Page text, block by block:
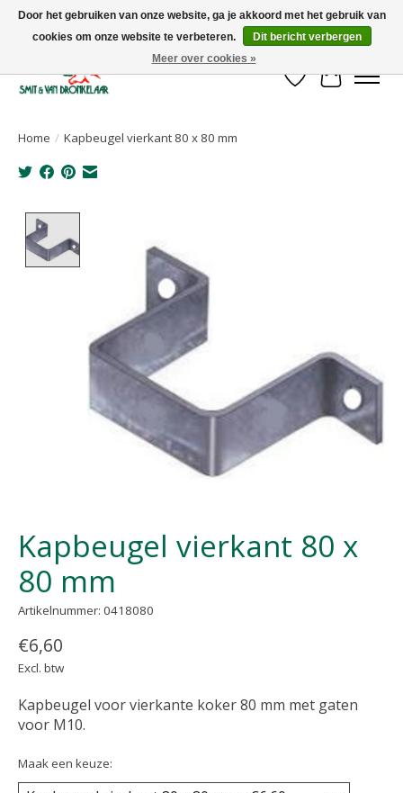
Uw leverancier voor stalinrichtingen en het opruwen van betonvloeren!
Verlanglijst
Home / Kapbeugel vierkant 80 x 80 mm
Kapbeugel vierkant 80 x
80 mm
Artikelnummer: 0418080
€6,60
Excl. btw
Kapbeugel voor vierkante koker 80 mm met gaten
voor M10.
Maak een keuze:
Door het gebruiken van onze website, ga je akkoord met het gebruik van
cookies om onze website te verbeteren.
Dit bericht verbergen
Meer over cookies »